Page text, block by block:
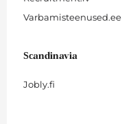
Varbamisteenused.ee
Scandinavia
Jobly.fi